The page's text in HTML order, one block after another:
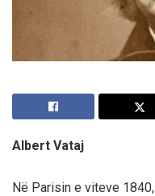
Albert Vataj
Në Parisin e viteve